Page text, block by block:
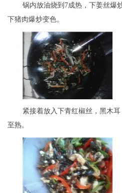
锅内放油烧到7成热，下姜丝爆
下猪肉爆炒变色。
紧接着放入下青红椒丝，黑木
至熟。